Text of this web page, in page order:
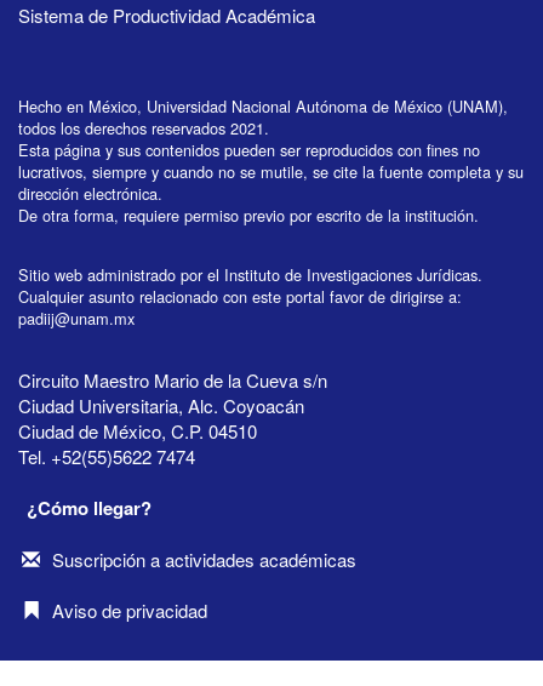
Sistema de Productividad Académica
Hecho en México, Universidad Nacional Autónoma de México (UNAM),
todos los derechos reservados 2021.
Esta página y sus contenidos pueden ser reproducidos con fines no
lucrativos, siempre y cuando no se mutile, se cite la fuente completa y su
dirección electrónica.
De otra forma, requiere permiso previo por escrito de la institución.
Sitio web administrado por el Instituto de Investigaciones Jurídicas.
Cualquier asunto relacionado con este portal favor de dirigirse a:
padiij@unam.mx
Circuito Maestro Mario de la Cueva s/n
Ciudad Universitaria, Alc. Coyoacán
Ciudad de México, C.P. 04510
Tel. +52(55)5622 7474
¿Cómo llegar?
Suscripción a actividades académicas
Aviso de privacidad